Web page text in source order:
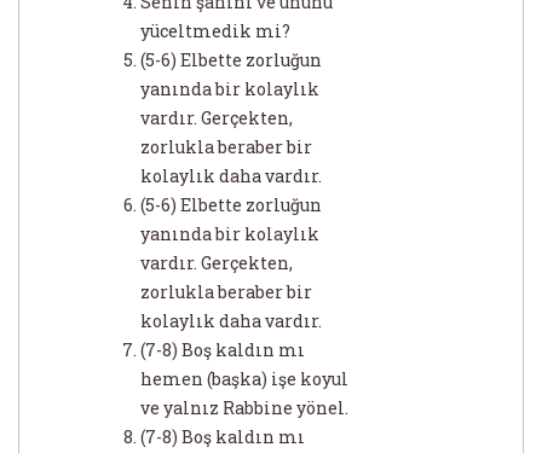
yüceltmedik mi?
(5-6) Elbette zorluğun
yanında bir kolaylık
vardır. Gerçekten,
zorlukla beraber bir
kolaylık daha vardır.
(5-6) Elbette zorluğun
yanında bir kolaylık
vardır. Gerçekten,
zorlukla beraber bir
kolaylık daha vardır.
(7-8) Boş kaldın mı
hemen (başka) işe koyul
ve yalnız Rabbine yönel.
(7-8) Boş kaldın mı